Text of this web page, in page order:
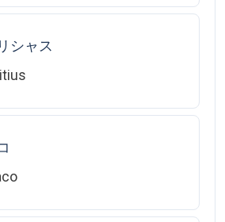
シャス